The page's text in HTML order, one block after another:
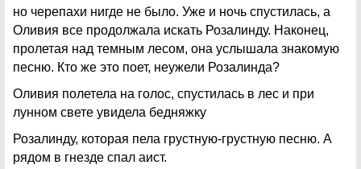
но черепахи нигде не было. Уже и ночь спустилась, а
Оливия все продолжала искать Розалинду. Наконец,
пролетая над темным лесом, она услышала знакомую
песню. Кто же это поет, неужели Розалинда?
Оливия полетела на голос, спустилась в лес и при
лунном свете увидела бедняжку
Розалинду, которая пела грустную-грустную песню. А
рядом в гнезде спал аист.